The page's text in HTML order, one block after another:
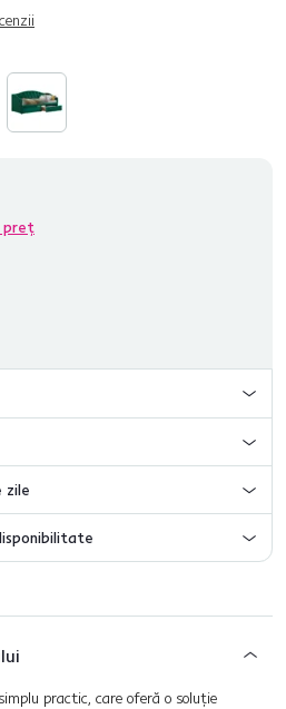
şi materiale DTD. Patu...
preț
zile
practic, care oferă o soluţie